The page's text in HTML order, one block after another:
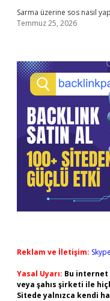
Sarma üzerine sos nasıl
Temmuz 25, 2026
Reklam ve İletişim:
Yasal Uyarı: Bu
veya şahıs şirketi ile
Sitede yalnızca kendi